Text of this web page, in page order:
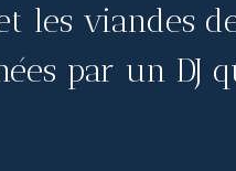
les viandes
par un DJ